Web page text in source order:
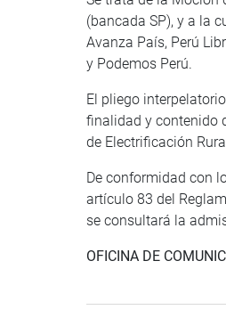
(bancada SP), y a la
Avanza País, Perú
y Podemos Perú.
El pliego
finalidad y contenido
de Electrificación
De conformidad con
artículo 83 del
se consultará la
OFICINA DE